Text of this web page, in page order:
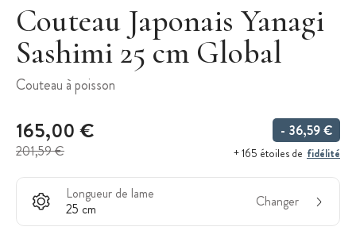
Couteau Japonais Yanagi
Sashimi 25 cm Global
Couteau à poisson
165,00 €
201,59 €
- 36,59 €
+ 165 étoiles de fidélité
Longueur de lame
25 cm
Changer